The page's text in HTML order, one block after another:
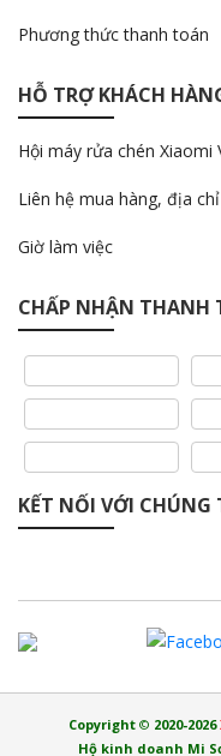
Phương thức thanh toán
HỖ TRỢ KHÁCH
Hội máy rửa chén Xiaomi
Liên hệ mua hàng, địa chỉ
Giờ làm việc
CHẤP NHẬN THANH
KẾT NỐI VỚI CHÚNG
Copyright © 2020-2026
Hộ kinh doanh Mi